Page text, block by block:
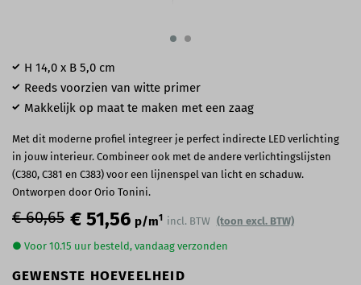
€ 60,65 € 51,56 p/m1 incl. BTW (toon excl. BTW)
● Voor 10.15 uur besteld, vandaag verzonden
GEWENSTE HOEVEELHEID
H 14,0 x B 5,0 cm
Reeds voorzien van witte primer
Makkelijk op maat te maken met een zaag
Met dit moderne profiel integreer je perfect indirecte LED verlichting
in jouw interieur. Combineer ook met de andere verlichtingslijsten
(C380, C381 en C383) voor een lijnenspel van licht en schaduw.
Ontworpen door Orio Tonini.